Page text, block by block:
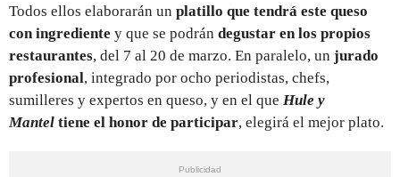
Todos ellos elaborarán un platillo que tendrá este queso
con ingrediente y que se podrán degustar en los propios
restaurantes, del 7 al 20 de marzo. En paralelo, un jurado
profesional, integrado por ocho periodistas, chefs,
sumilleres y expertos en queso, y en el que Hule y
Mantel tiene el honor de participar, elegirá el mejor plato.